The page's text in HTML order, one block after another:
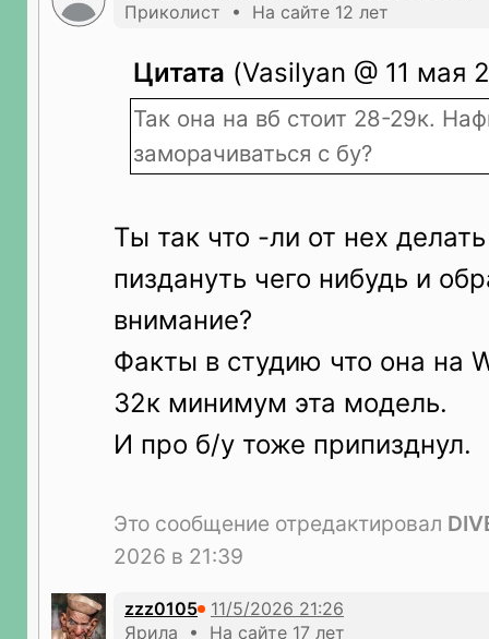
Приколист • На сайте 12 лет
Цитата (Vasilyan @ 11 мая
Так она на вб стоит 28-29к.
заморачиваться с бу?
Ты так что -ли от нех
пиздануть чего нибудь и
внимание?
Факты в студию что она на
32к минимум эта модель.
И про б/у тоже припизднул.
Это сообщение отредактировал
2026 в 21:39
zzz0105
Ярила • На сайте 17 лет